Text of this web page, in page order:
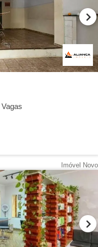
Vagas
Imóvel Novo